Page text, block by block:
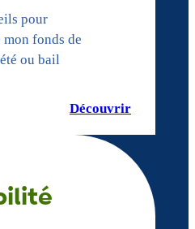
pour
fonds de
ou bail
Découvrir